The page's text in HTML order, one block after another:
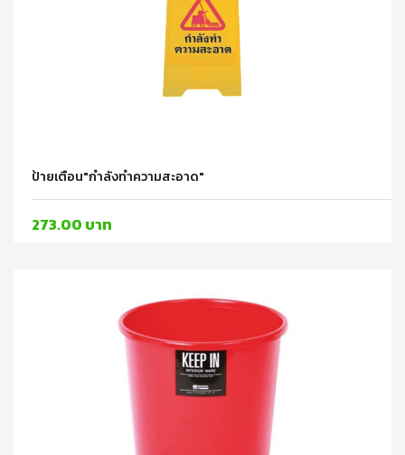
ป้ายเตือน"กำลังทำความสะอาด"
273.00 บาท